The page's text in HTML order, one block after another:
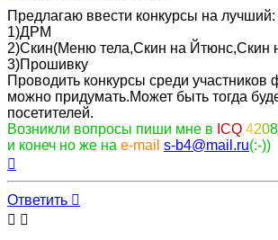
Предлагаю ввести конкурсы на лучший:
1)ДРМ
2)Скин(Меню тела,Скин на Йтюнс,Скин
3)Прошивку
Проводить конкурсы среди
можно придумать.Может быть тогда
посетителей.
Возникли вопросы пиши мне в ICQ 4208
и конеч но же на e-mail s-b4@mail.ru(:-))
началу
Ответить